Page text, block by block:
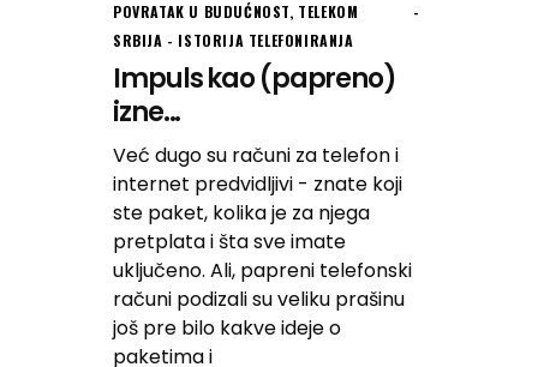
POVRATAK U BUDUĆNOST, TELEKOM
SRBIJA - ISTORIJA TELEFONIRANJA
Impuls kao (papreno)
izne...
Već dugo su računi za telefon i
internet predvidljivi - znate koji
ste paket, kolika je za njega
pretplata i šta sve imate
uključeno. Ali, papreni telefonski
računi podizali su veliku prašinu
još pre bilo kakve ideje o
paketima i